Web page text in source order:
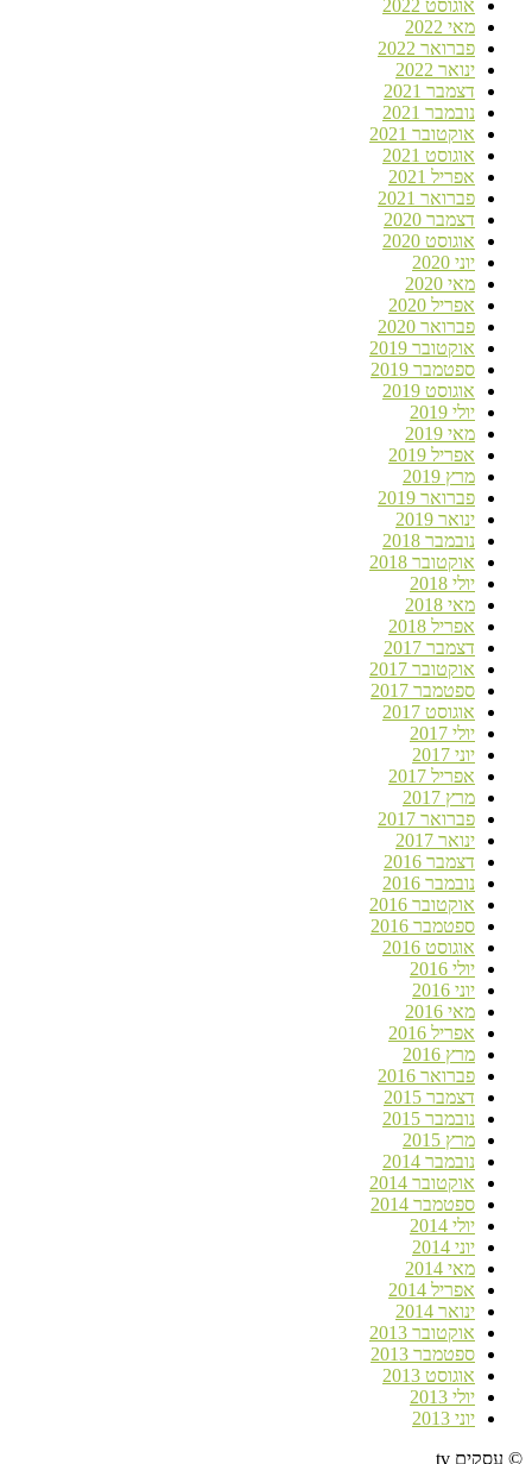
אוגוסט 2022
מאי 2022
פברואר 2022
ינואר 2022
דצמבר 2021
נובמבר 2021
אוקטובר 2021
אוגוסט 2021
אפריל 2021
פברואר 2021
דצמבר 2020
אוגוסט 2020
יוני 2020
מאי 2020
אפריל 2020
פברואר 2020
אוקטובר 2019
ספטמבר 2019
אוגוסט 2019
יולי 2019
מאי 2019
אפריל 2019
מרץ 2019
פברואר 2019
ינואר 2019
נובמבר 2018
אוקטובר 2018
יולי 2018
מאי 2018
אפריל 2018
דצמבר 2017
אוקטובר 2017
ספטמבר 2017
אוגוסט 2017
יולי 2017
יוני 2017
אפריל 2017
מרץ 2017
פברואר 2017
ינואר 2017
דצמבר 2016
נובמבר 2016
אוקטובר 2016
ספטמבר 2016
אוגוסט 2016
יולי 2016
יוני 2016
מאי 2016
אפריל 2016
מרץ 2016
פברואר 2016
דצמבר 2015
נובמבר 2015
מרץ 2015
נובמבר 2014
אוקטובר 2014
ספטמבר 2014
יולי 2014
יוני 2014
מאי 2014
אפריל 2014
ינואר 2014
אוקטובר 2013
ספטמבר 2013
אוגוסט 2013
יולי 2013
יוני 2013
© עסקים tv